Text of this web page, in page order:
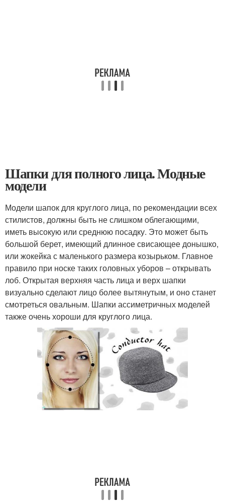
Шапки для полного лица. Модные
модели
Модели шапок для круглого лица, по рекомендации всех
стилистов, должны быть не слишком облегающими,
иметь высокую или среднюю посадку. Это может быть
большой берет, имеющий длинное свисающее донышко,
или жокейка с маленького размера козырьком. Главное
правило при носке таких головных уборов – открывать
лоб. Открытая верхняя часть лица и верх шапки
визуально сделают лицо более вытянутым, и оно станет
смотреться овальным. Шапки ассиметричных моделей
также очень хороши для круглого лица.